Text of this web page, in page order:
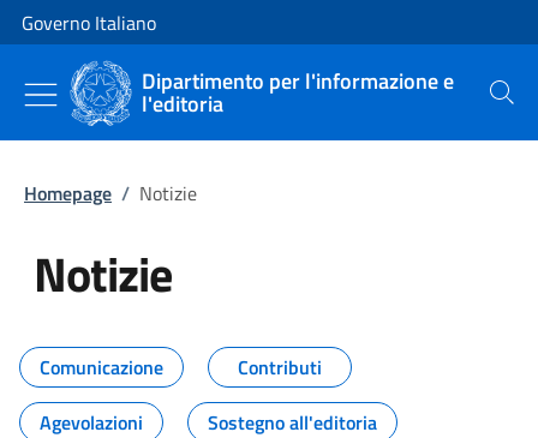
Vai al contenuto
Vai alla navigazione del sito
Governo Italiano
Dipartimento per l'informazione e
l'editoria Cerca
Homepage / Notizie
Notizie
Tutti i contenuti della pagina
Comunicazione
Contributi
Agevolazioni
Sostegno all'editoria